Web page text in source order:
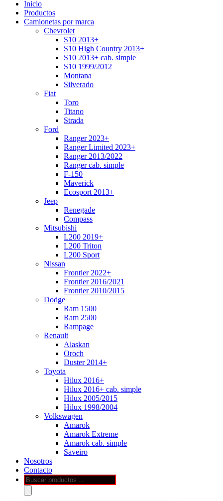
Inicio
Productos
Camionetas por marca
Chevrolet
S10 2013+
S10 High Country 2013+
S10 2013+ cab. simple
S10 1999/2012
Montana
Silverado
Fiat
Toro
Titano
Strada
Ford
Ranger 2023+
Ranger Limited 2023+
Ranger 2013/2022
Ranger cab. simple
F-150
Maverick
Ecosport 2013+
Jeep
Renegade
Compass
Mitsubishi
L200 2019+
L200 Triton
L200 Sport
Nissan
Frontier 2022+
Frontier 2016/2021
Frontier 2010/2015
Dodge
Ram 1500
Ram 2500
Rampage
Renault
Alaskan
Oroch
Duster 2014+
Toyota
Hilux 2016+
Hilux 2016+ cab. simple
Hilux 2005/2015
Hilux 1998/2004
Volkswagen
Amarok
Amarok Extreme
Amarok cab. simple
Saveiro
Nosotros
Contacto
Búsqueda
de
productos